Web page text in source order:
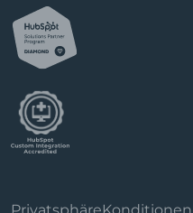
PrivatsphäreKonditionen